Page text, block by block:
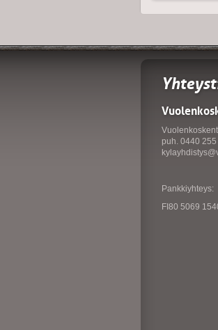
puh. 0440
Pankkiyhteys:
FI80 5069